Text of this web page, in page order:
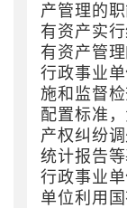
产管理的
有资产实
有资产管
行政事业
施和监督
配置标准
产权纠纷
统计报告
行政事业
单位利用